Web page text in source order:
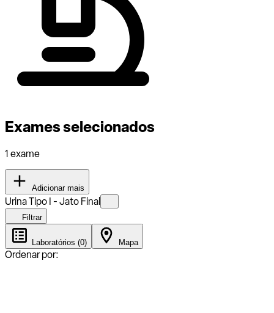
Exames selecionados
1 exame
Adicionar mais
Urina Tipo I - Jato Final
Filtrar
Laboratórios (0) Mapa
Ordenar por: